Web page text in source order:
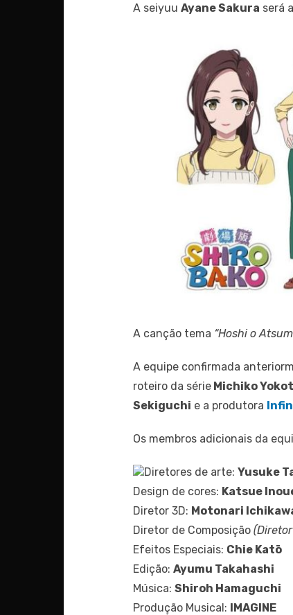
A seiyuu Ayane Sakura será
A canção tema “Hoshi o
A equipe confirmada
roteiro da série Michiko
Sekiguchi e a produtora
Os membros adicionais da
Diretores de arte: Yusuke
Design de cores: Katsue
Diretor 3D: Motonari
Diretor de Composição
Efeitos Especiais: Chie Katō
Edição: Ayumu Takahashi
Música: Shiroh Hamaguchi
Produção Musical: IMAGINE